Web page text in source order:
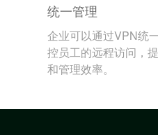
统一管理
企业可以通过VPN统
控员工的远程访问，
和管理效率。